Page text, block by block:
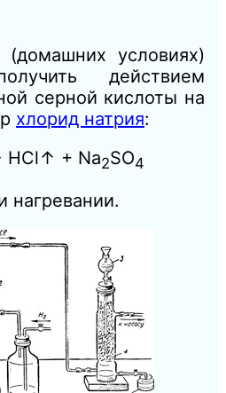
условиях)
действием
серной кислоты на
хлорид натрия:
HCl↑ + Na2SO4
нагревании.